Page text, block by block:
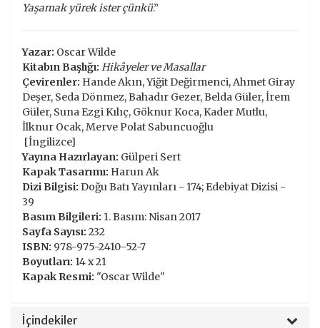
Yaşamak yürek ister çünkü.”
Yazar: Oscar Wilde
Kitabın Başlığı: Hikâyeler ve Masallar
Çevirenler: Hande Akın, Yiğit Değirmenci, Ahmet Giray
Deşer, Seda Dönmez, Bahadır Gezer, Belda Güler, İrem
Güler, Suna Ezgi Kılıç, Göknur Koca, Kader Mutlu,
İlknur Ocak, Merve Polat Sabuncuoğlu
[İngilizce]
Yayına Hazırlayan: Gülperi Sert
Kapak Tasarımı: Harun Ak
Dizi Bilgisi: Doğu Batı Yayınları - 174; Edebiyat Dizisi -
39
Basım Bilgileri: 1. Basım: Nisan 2017
Sayfa Sayısı: 232
ISBN: 978-975-2410-52-7
Boyutları: 14 x 21
Kapak Resmi: "Oscar Wilde"
İçindekiler